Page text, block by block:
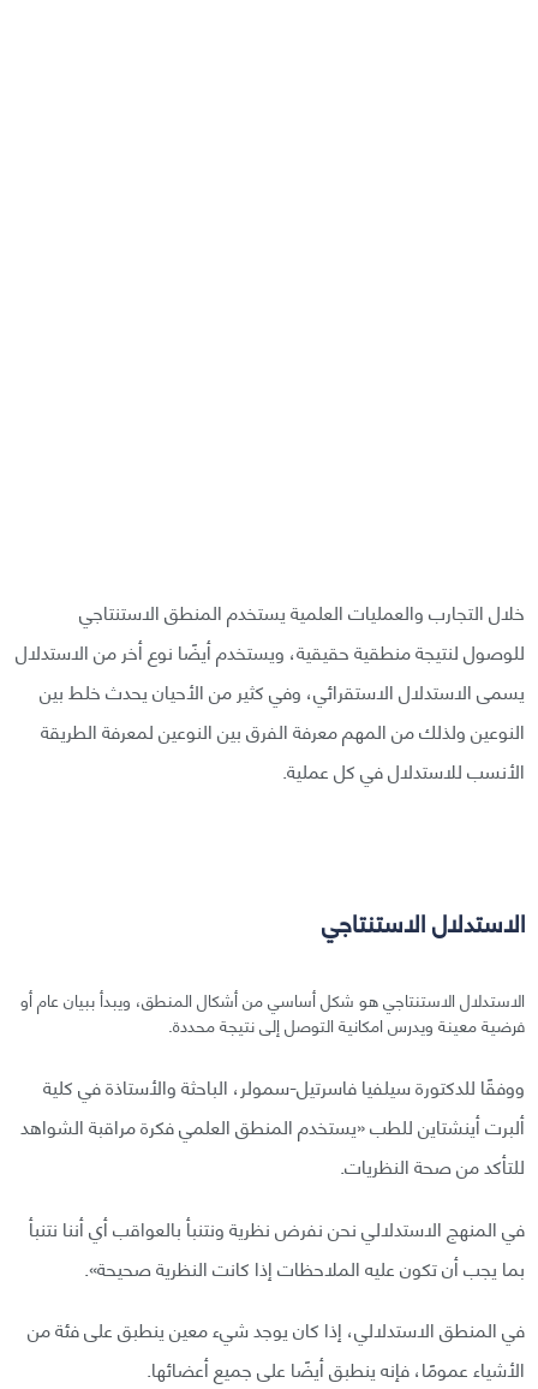
خلال التجارب والعمليات العلمية يستخدم المنطق الاستنتاجي
للوصول لنتيجة منطقية حقيقية، ويستخدم أيضًا نوع أخر من الاستدلال
يسمى الاستدلال الاستقرائي، وفي كثير من الأحيان يحدث خلط بين
النوعين ولذلك من المهم معرفة الفرق بين النوعين لمعرفة الطريقة
الأنسب للاستدلال في كل عملية.
الاستدلال الاستنتاجي
الاستدلال الاستنتاجي هو شكل أساسي من أشكال المنطق، ويبدأ ببيان عام أو
فرضية معينة ويدرس امكانية التوصل إلى نتيجة محددة.
ووفقًا للدكتورة سيلفيا فاسرتيل-سمولر، الباحثة والأستاذة في كلية
ألبرت أينشتاين للطب «يستخدم المنطق العلمي فكرة مراقبة الشواهد
للتأكد من صحة النظريات.
في المنهج الاستدلالي نحن نفرض نظرية ونتنبأ بالعواقب أي أننا نتنبأ
بما يجب أن تكون عليه الملاحظات إذا كانت النظرية صحيحة».
في المنطق الاستدلالي، إذا كان يوجد شيء معين ينطبق على فئة من
الأشياء عمومًا، فإنه ينطبق أيضًا على جميع أعضائها.